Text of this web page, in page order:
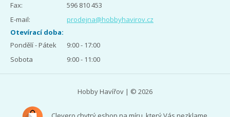
Fax:
596 810 453
E-mail:
prodejna@hobbyhavirov.cz
Otevírací doba:
Pondělí - Pátek
9:00 - 17:00
Sobota
9:00 - 11:00
Hobby Havířov | © 2026